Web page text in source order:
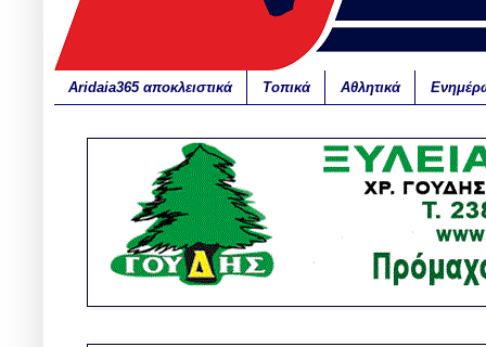
Aridaia365 αποκλειστικά Τοπικά Αθλητικά